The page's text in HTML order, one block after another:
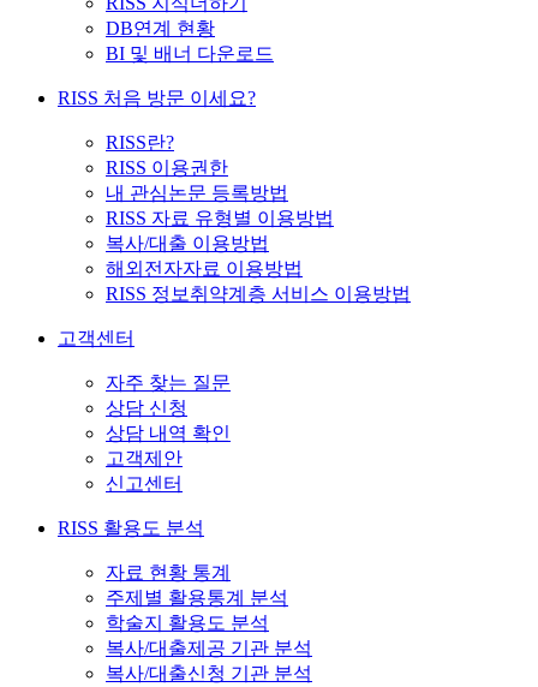
DB연계 현황
BI 및 배너 다운로드
RISS 처음 방문 이세요?
RISS란?
RISS 이용권한
내 관심논문 등록방법
RISS 자료 유형별 이용방법
복사/대출 이용방법
해외전자자료 이용방법
RISS 정보취약계층 서비스 이용방법
고객센터
자주 찾는 질문
상담 신청
상담 내역 확인
고객제안
신고센터
RISS 활용도 분석
자료 현황 통계
주제별 활용통계 분석
학술지 활용도 분석
복사/대출제공 기관 분석
복사/대출신청 기관 분석